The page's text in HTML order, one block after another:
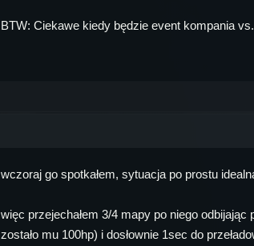
BTW: Ciekawe kiedy będzie event kompania
wczoraj go spotkałem, sytuacja po prostu
więc przejechałem 3/4 mapy po niego
zostało mu 100hp) i dosłownie 1sec do